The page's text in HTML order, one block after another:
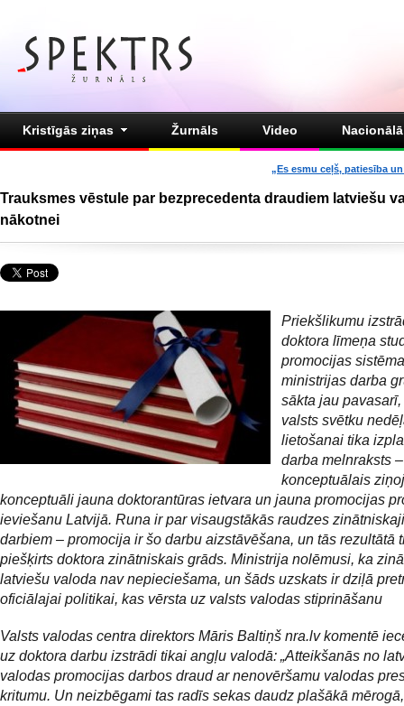
Kristīgās ziņas Žurnāls Video
„Es esmu ceļš, patiesība
Trauksmes vēstule par bezprecedenta draudiem latviešu
nākotnei
Priekšlikumu
doktora līmeņa
promocijas
ministrijas darba
sākta jau
valsts svētku
lietošanai tika
darba melnraksts –
konceptuālais
konceptuāli jauna doktorantūras ietvara un jauna promocijas
ieviešanu Latvijā. Runa ir par visaugstākās raudzes
darbiem – promocija ir šo darbu aizstāvēšana, un tās rezultātā
piešķirts doktora zinātniskais grāds. Ministrija nolēmusi, ka
latviešu valoda nav nepieciešama, un šāds uzskats ir dziļā
oficiālajai politikai, kas vērsta uz valsts valodas stiprināšanu
Valsts valodas centra direktors Māris Baltiņš nra.lv komentē
uz doktora darbu izstrādi tikai angļu valodā: „Atteikšanās no
valodas promocijas darbos draud ar nenovēršamu valodas
kritumu. Un neizbēgami tas radīs sekas daudz plašākā